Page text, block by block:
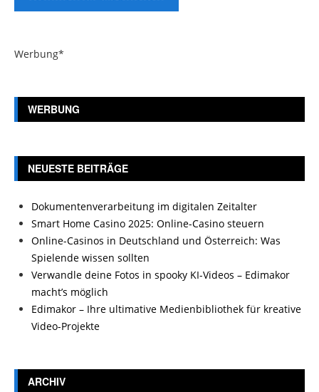
Werbung*
WERBUNG
NEUESTE BEITRÄGE
Dokumentenverarbeitung im digitalen Zeitalter
Smart Home Casino 2025: Online-Casino steuern
Online-Casinos in Deutschland und Österreich: Was
Spielende wissen sollten
Verwandle deine Fotos in spooky KI-Videos – Edimakor
macht’s möglich
Edimakor – Ihre ultimative Medienbibliothek für kreative
Video-Projekte
ARCHIV